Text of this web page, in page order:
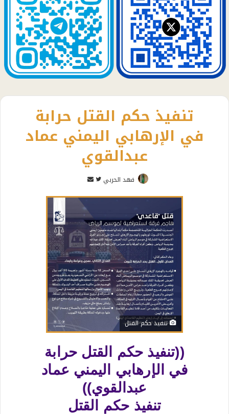
تنفيذ حكم القتل حرابة
في الإرهابي اليمني عماد
عبدالقوي
فهد الحربي
تابع
تويتر
أرسل
إلكترونيا
تنفيذ حكم القتل
((تنفيذ حكم القتل حرابة
في الإرهابي اليمني عماد
عبدالقوي))
تنفيذ حكم القتل